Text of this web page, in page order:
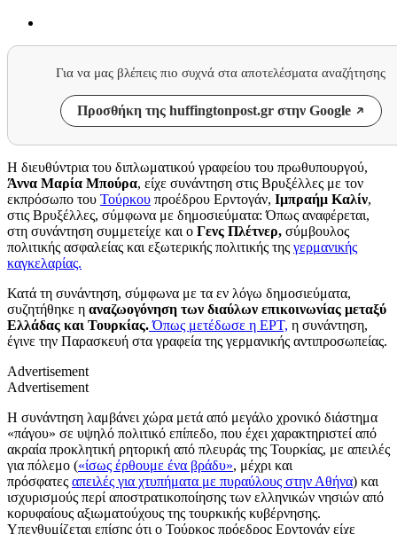
Για να μας βλέπεις πιο συχνά στα αποτελέσματα αναζήτησης
Προσθήκη της huffingtonpost.gr στην Google
Η διευθύντρια του διπλωματικού γραφείου του πρωθυπουργού,
Άννα Μαρία Μπούρα, είχε συνάντηση στις Βρυξέλλες με τον
εκπρόσωπο του Τούρκου προέδρου Ερντογάν, Ιμπραήμ Καλίν,
στις Βρυξέλλες, σύμφωνα με δημοσιεύματα: Όπως αναφέρεται,
στη συνάντηση συμμετείχε και ο Γενς Πλέτνερ, σύμβουλος
πολιτικής ασφαλείας και εξωτερικής πολιτικής της γερμανικής
καγκελαρίας.
Κατά τη συνάντηση, σύμφωνα με τα εν λόγω δημοσιεύματα,
συζητήθηκε η αναζωογόνηση των διαύλων επικοινωνίας μεταξύ
Ελλάδας και Τουρκίας.Όπως μετέδωσε η ΕΡΤ, η συνάντηση,
έγινε την Παρασκευή στα γραφεία της γερμανικής αντιπροσωπείας.
Advertisement
Advertisement
Η συνάντηση λαμβάνει χώρα μετά από μεγάλο χρονικό διάστημα
«πάγου» σε υψηλό πολιτικό επίπεδο, που έχει χαρακτηριστεί από
ακραία προκλητική ρητορική από πλευράς της Τουρκίας, με απειλές
για πόλεμο («ίσως έρθουμε ένα βράδυ», μέχρι και
πρόσφατες απειλές για χτυπήματα με πυραύλους στην Αθήνα) και
ισχυρισμούς περί αποστρατικοποίησης των ελληνικών νησιών από
κορυφαίους αξιωματούχους της τουρκικής κυβέρνησης.
Υπενθυμίζεται επίσης ότι ο Τούρκος πρόεδρος Ερντογάν είχε